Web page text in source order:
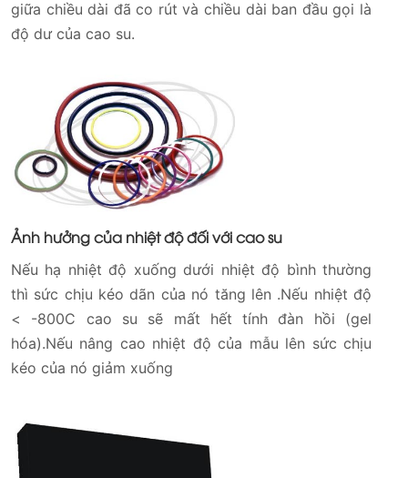
giữa chiều dài đã co rút và chiều dài ban đầu gọi là
độ dư của cao su.
Ảnh hưởng của nhiệt độ đối với cao su
Nếu hạ nhiệt độ xuống dưới nhiệt độ bình thường
thì sức chịu kéo dãn của nó tăng lên .Nếu nhiệt độ
< -800C cao su sẽ mất hết tính đàn hồi (gel
hóa).Nếu nâng cao nhiệt độ của mẫu lên sức chịu
kéo của nó giảm xuống